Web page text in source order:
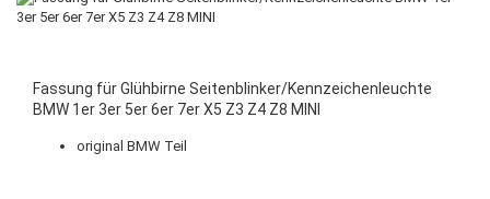
Fassung für Glühbirne Seitenblinker/Kennzeichenleuchte
BMW 1er 3er 5er 6er 7er X5 Z3 Z4 Z8 MINI
original BMW Teil